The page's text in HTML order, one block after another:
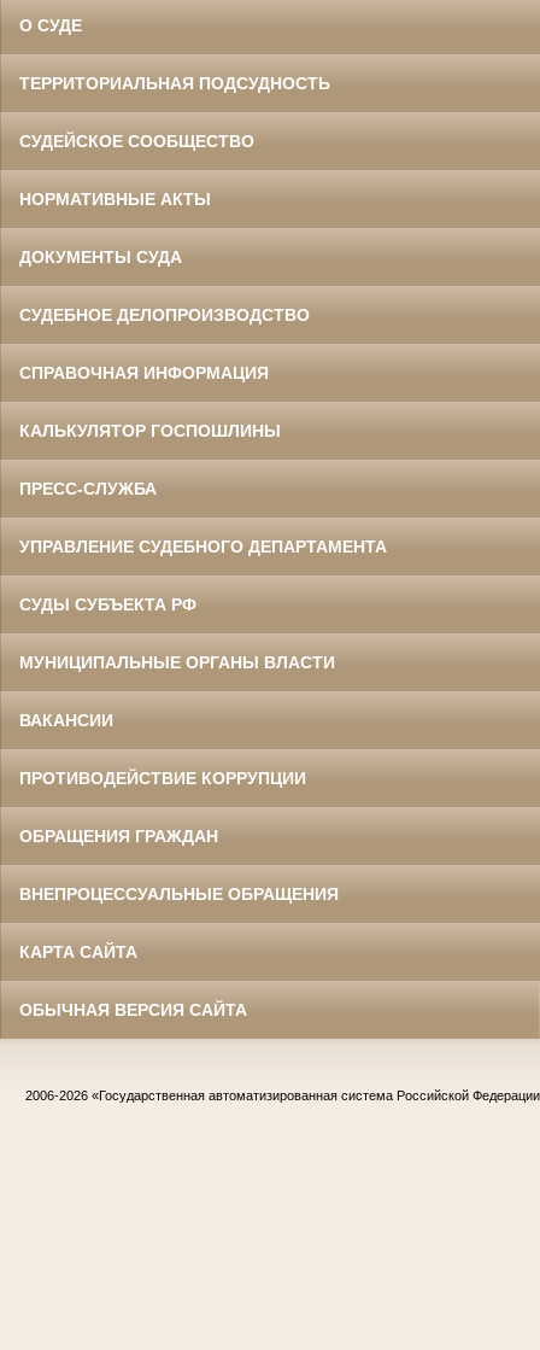
О СУДЕ
ТЕРРИТОРИАЛЬНАЯ ПОДСУДНОСТЬ
СУДЕЙСКОЕ СООБЩЕСТВО
НОРМАТИВНЫЕ АКТЫ
ДОКУМЕНТЫ СУДА
СУДЕБНОЕ ДЕЛОПРОИЗВОДСТВО
СПРАВОЧНАЯ ИНФОРМАЦИЯ
КАЛЬКУЛЯТОР ГОСПОШЛИНЫ
ПРЕСС-СЛУЖБА
УПРАВЛЕНИЕ СУДЕБНОГО ДЕПАРТАМЕНТА
СУДЫ СУБЪЕКТА РФ
МУНИЦИПАЛЬНЫЕ ОРГАНЫ ВЛАСТИ
ВАКАНСИИ
ПРОТИВОДЕЙСТВИЕ КОРРУПЦИИ
ОБРАЩЕНИЯ ГРАЖДАН
ВНЕПРОЦЕССУАЛЬНЫЕ ОБРАЩЕНИЯ
КАРТА САЙТА
ОБЫЧНАЯ ВЕРСИЯ САЙТА
2006-2026 «Государственная автоматизированная система Российской